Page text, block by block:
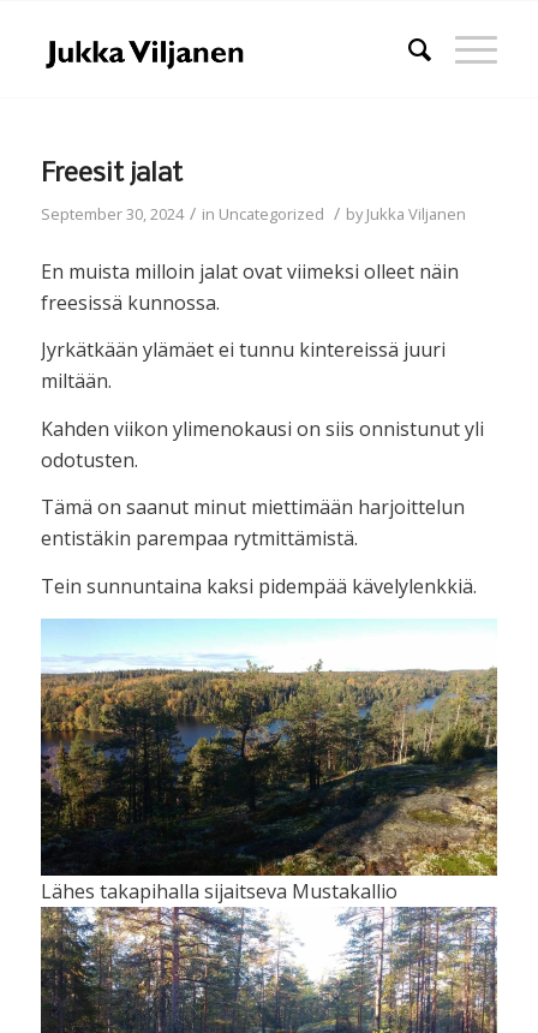
Freesit jalat
September 30, 2024 / in Uncategorized / byJukka Viljanen
En muista milloin jalat ovat viimeksi olleet näin
freesissä kunnossa.
Jyrkätkään ylämäet ei tunnu kintereissä juuri
miltään.
Kahden viikon ylimenokausi on siis onnistunut yli
odotusten.
Tämä on saanut minut miettimään harjoittelun
entistäkin parempaa rytmittämistä.
Tein sunnuntaina kaksi pidempää kävelylenkkiä.
Lähes takapihalla sijaitseva Mustakallio